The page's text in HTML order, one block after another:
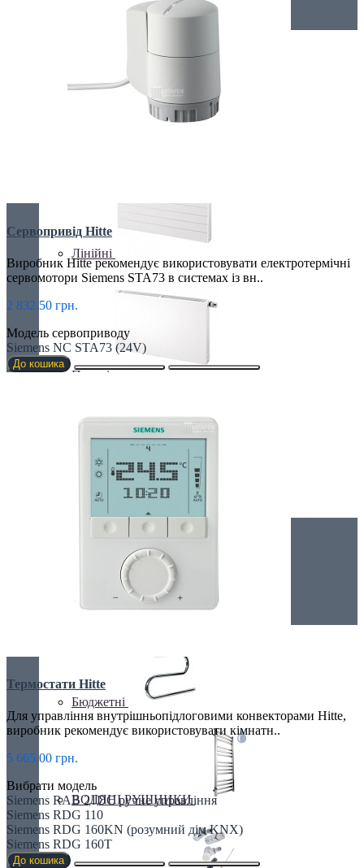
Сталеві радіатори
Лінійні
Плоскі
Профільні
Чавунні радіатори
Рушникосушки
Бюджетні
ВОДЯНІ РУШНИКИ
Сервопривід Hitte
Виробник Hitte рекомендує використовувати електротермічні
сервомотори Siemens STA73 в системах із вн..
2 832.50 грн.
Модель сервоприводу
Siemens NC STA73 (24V)
До кошика
Термостати Hitte
Для управління внутрішньопідлоговими конвекторами Hitte,
виробник рекомендує використовувати кімнатн..
5 665.00 грн.
Вибрати модель
Siemens RAB 21DC ручне управління
Siemens RDG 110
Siemens RDG 160KN (розумний дім KNX)
Siemens RDG 160T
До кошика